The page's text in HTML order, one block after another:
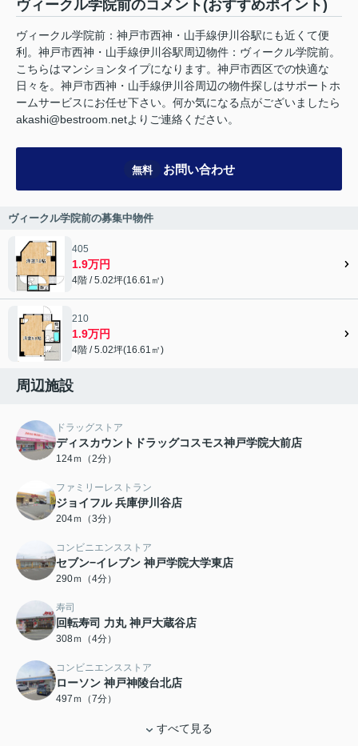
ヴィークル学院前のコメント(おすすめポイント)
ヴィークル学院前：神戸市西神・山手線伊川谷駅にも近くて便
利。神戸市西神・山手線伊川谷駅周辺物件：ヴィークル学院前。
こちらはマンションタイプになります。神戸市西区での快適な
日々を。神戸市西神・山手線伊川谷周辺の物件探しはサポートホ
ームサービスにお任せ下さい。何か気になる点がございましたら
akashi@bestroom.netよりご連絡ください。
無料 お問い合わせ
ヴィークル学院前の募集中物件
405
1.9万円
4階 / 5.02坪(16.61㎡)
210
1.9万円
4階 / 5.02坪(16.61㎡)
周辺施設
ドラッグストア
ディスカウントドラッグコスモス神戸学院大前店
124ｍ（2分）
ファミリーレストラン
ジョイフル 兵庫伊川谷店
204ｍ（3分）
コンビニエンスストア
セブン−イレブン 神戸学院大学東店
290ｍ（4分）
寿司
回転寿司 力丸 神戸大蔵谷店
308ｍ（4分）
コンビニエンスストア
ローソン 神戸神陵台北店
497ｍ（7分）
すべて見る